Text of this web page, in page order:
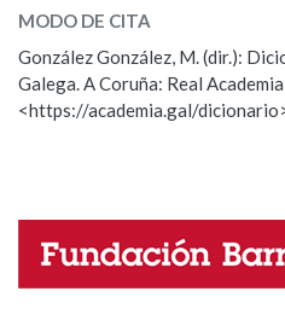
ESCOLLE UNHA OPCIÓN:
Observación Hai un
Propoño mellorar a
Nome
MODO DE CITA
González González, M. (dir.):
Galega. A Coruña: Real
<https://academia.gal/